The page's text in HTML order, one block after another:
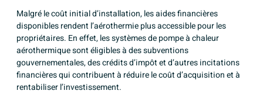
Malgré le coût initial d’installation, les aides financières
disponibles rendent l’aérothermie plus accessible pour les
propriétaires. En effet, les systèmes de pompe à chaleur
aérothermique sont éligibles à des subventions
gouvernementales, des crédits d’impôt et d’autres incitations
financières qui contribuent à réduire le coût d’acquisition et à
rentabiliser l’investissement.